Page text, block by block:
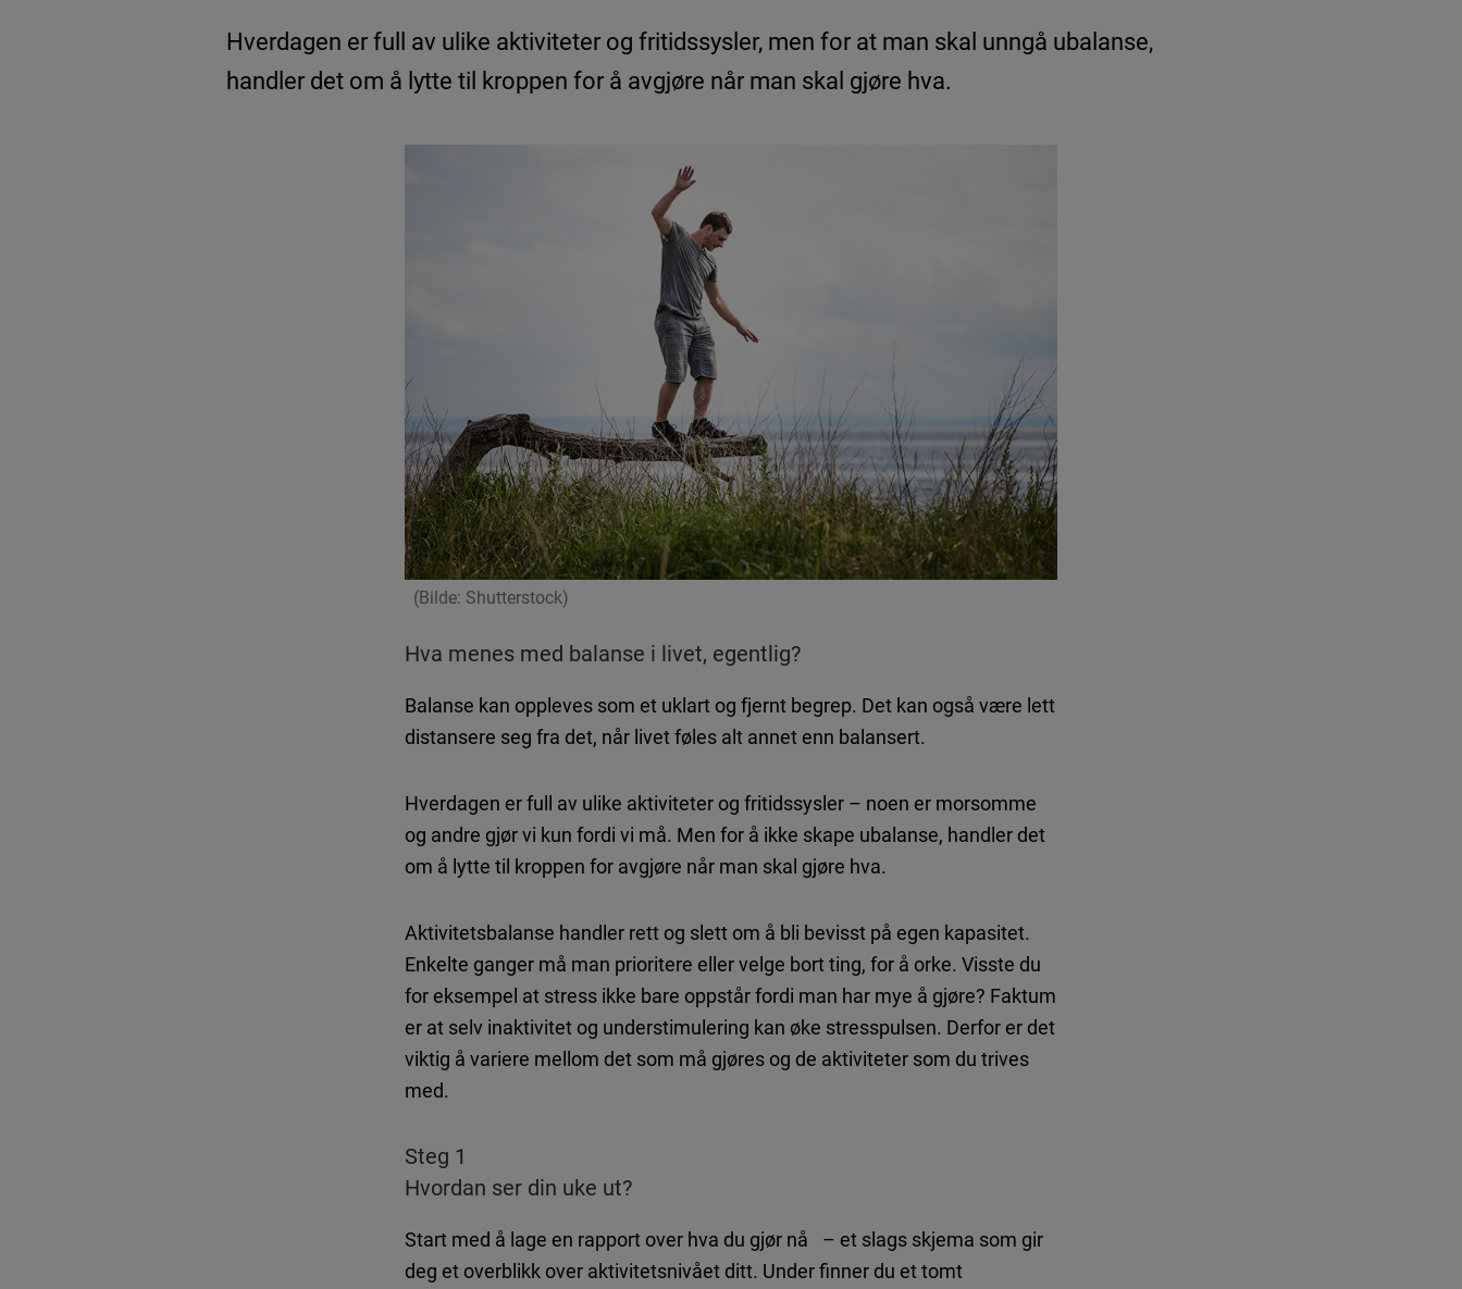
Hverdagen er full av ulike aktiviteter og fritidssysler, men for at man skal unngå ubalanse,
handler det om å lytte til kroppen for å avgjøre når man skal gjøre hva.
(Bilde: Shutterstock)
Hva menes med balanse i livet, egentlig?
Balanse kan oppleves som et uklart og fjernt begrep. Det kan også være lett
distansere seg fra det, når livet føles alt annet enn balansert.
Hverdagen er full av ulike aktiviteter og fritidssysler – noen er morsomme
og andre gjør vi kun fordi vi må. Men for å ikke skape ubalanse, handler det
om å lytte til kroppen for avgjøre når man skal gjøre hva.
Aktivitetsbalanse handler rett og slett om å bli bevisst på egen kapasitet.
Enkelte ganger må man prioritere eller velge bort ting, for å orke. Visste du
for eksempel at stress ikke bare oppstår fordi man har mye å gjøre? Faktum
er at selv inaktivitet og understimulering kan øke stresspulsen. Derfor er det
viktig å variere mellom det som må gjøres og de aktiviteter som du trives
med.
Steg 1
Hvordan ser din uke ut?
Start med å lage en rapport over hva du gjør nå – et slags skjema som gir
deg et overblikk over aktivitetsnivået ditt. Under finner du et tomt